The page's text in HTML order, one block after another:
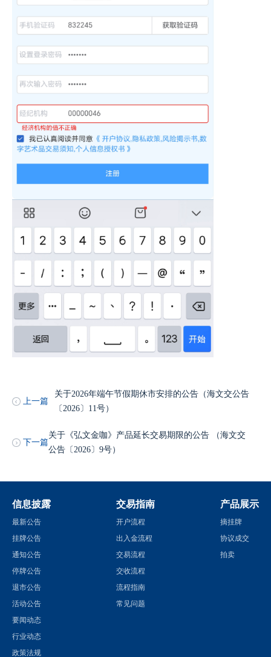
上一篇
关于2026年端午节假期休市安排的公告（海文交公告
〔2026〕11号）
下一篇
关于《弘文金咖》产品延长交易期限的公告 （海文交
公告〔2026〕9号）
信息披露
最新公告
挂牌公告
通知公告
停牌公告
退市公告
活动公告
要闻动态
行业动态
政策法规
交易指南
开户流程
出入金流程
交易流程
交收流程
流程指南
常见问题
产品展示
摘挂牌
协议成交
拍卖